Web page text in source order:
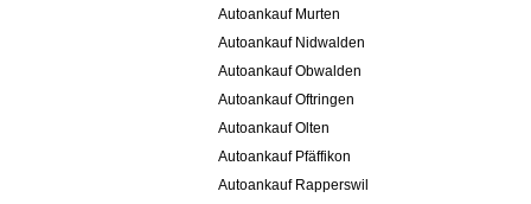
Autoankauf Murten
Autoankauf Nidwalden
Autoankauf Obwalden
Autoankauf Oftringen
Autoankauf Olten
Autoankauf Pfäffikon
Autoankauf Rapperswil